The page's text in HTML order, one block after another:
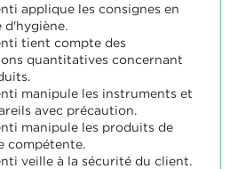
applique les consignes en
d'hygiène.
tient compte des
quantitatives concernant
manipule les instruments et
avec précaution.
manipule les produits de
compétente.
veille à la sécurité du client.